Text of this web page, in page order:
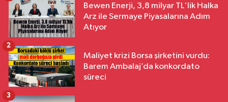
Bewen Enerji, 3,8 milyar TL'lik Halka
Arz ile Sermaye Piyasalarına Adım
Atıyor
Maliyet krizi Borsa şirketini vurdu:
Barem Ambalaj’da konkordato
süreci
2
3